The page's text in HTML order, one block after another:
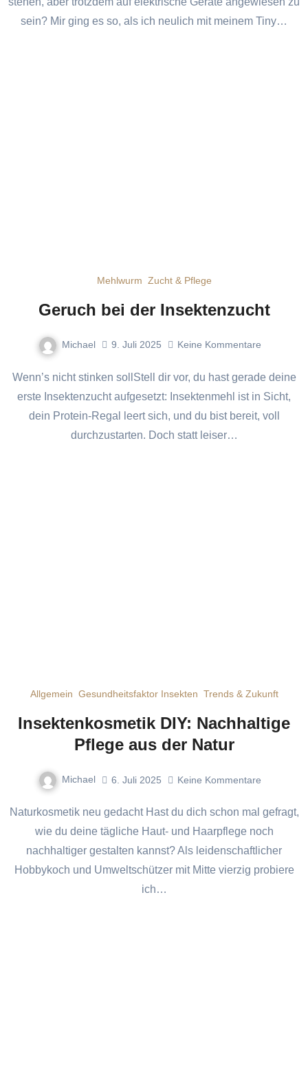
sein? Mir ging es so, als ich neulich mit meinem Tiny…
Mehlwurm Zucht & Pflege
Geruch bei der Insektenzucht
Michael 9. Juli 2025 Keine Kommentare
Wenn’s nicht stinken sollStell dir vor, du hast gerade deine
erste Insektenzucht aufgesetzt: Insektenmehl ist in Sicht,
dein Protein-Regal leert sich, und du bist bereit, voll
durchzustarten. Doch statt leiser…
Allgemein Gesundheitsfaktor Insekten Trends & Zukunft
Insektenkosmetik DIY: Nachhaltige
Pflege aus der Natur
Michael 6. Juli 2025 Keine Kommentare
Naturkosmetik neu gedacht Hast du dich schon mal gefragt,
wie du deine tägliche Haut- und Haarpflege noch
nachhaltiger gestalten kannst? Als leidenschaftlicher
Hobbykoch und Umweltschützer mit Mitte vierzig probiere
ich…